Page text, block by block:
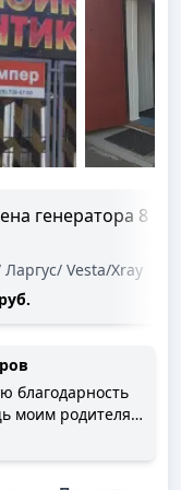
генератора 8
Vesta/Xray
благодарность
моим родителям.
заряд на